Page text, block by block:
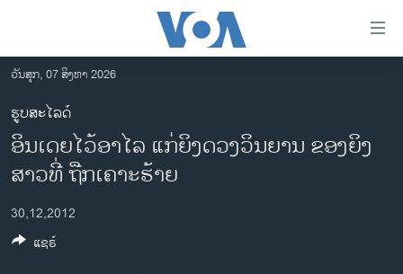
ເຂົ້າ
ຫາ
ຂ້າມ
ຂ້າມ
ຂ້າມ
ໄປ
ຫາ
ຊອກ
ລາວ
ອາເມຣິກາ
ການເລືອກຕັ້ງ ປະທານາທີບໍດີ ສະຫະລັດ 2024
ຂ່າວ​ຈີນ
ວັນສຸກ, 07 ສິງຫາ 2026
ຮູບສະໄລດ໌
ອິນເດຍໄວ້ອາໄລ ແກ່ຍິງດວງວິນຍານ ຂອງຍິງ
ສາວທີ່ ຖືກເຄາະຮ້າຍ
30,12,2012
ແຊຣ໌